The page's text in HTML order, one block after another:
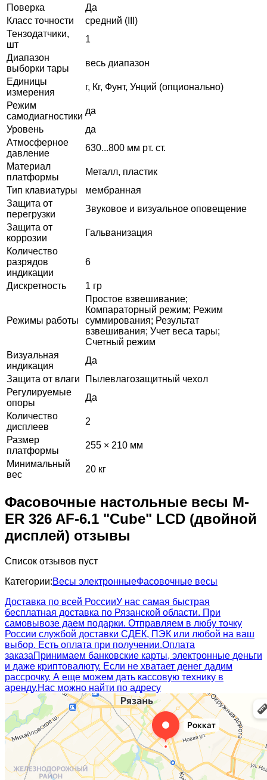
Поверка
Да
Класс точности
средний (III)
Тензодатчики,
шт
1
Диапазон
выборки тары
весь диапазон
Единицы
измерения
г, Кг, Фунт, Унций (опционально)
Режим
самодиагностики
да
Уровень
да
Атмосферное
давление
630...800 мм рт. ст.
Материал
платформы
Металл, пластик
Тип клавиатуры
мембранная
Защита от
перегрузки
Звуковое и визуальное оповещение
Защита от
коррозии
Гальванизация
Количество
разрядов
индикации
6
Дискретность 1 гр
Режимы работы
Простое взвешивание;
Компараторный режим; Режим
суммирования; Результат
взвешивания; Учет веса тары;
Счетный режим
Визуальная
индикация
Да
Защита от влаги
Пылевлагозащитный чехол
Регулируемые
опоры
Да
Количество
дисплеев
2
Размер
платформы
255 × 210 мм
Минимальный
вес
20 кг
Фасовочные настольные весы M-
ER 326 AF-6.1 "Cube" LCD (двойной
дисплей) отзывы
Список отзывов пуст
Категории:Весы электронныеФасовочные весы
Доставка по всей РоссииУ нас самая быстрая
бесплатная доставка по Рязанской области. При
самовывозе даем подарки. Отправляем в любу точку
России службой доставки СДЕК, ПЭК или любой на ваш
выбор. Есть оплата при получении.Оплата
заказаПринимаем банковские карты, электронные деньги
и даже криптовалюту. Если не хватает денег дадим
рассрочку. А еще можем дать кассовую технику в
аренду.Нас можно найти по адресу